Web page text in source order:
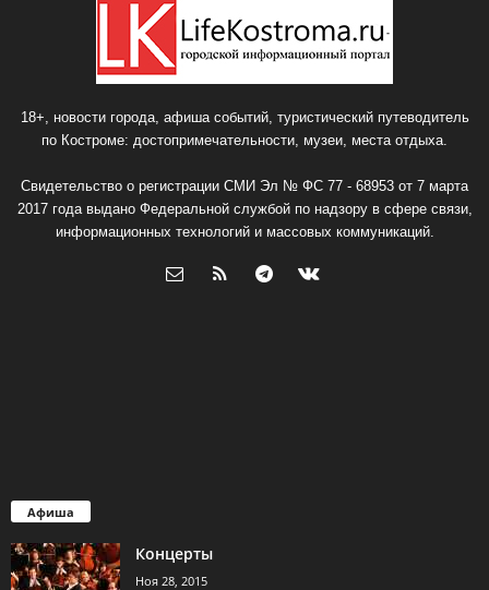
18+, новости города, афиша событий, туристический путеводитель
по Костроме: достопримечательности, музеи, места отдыха.
Свидетельство о регистрации СМИ Эл № ФС 77 - 68953 от 7 марта
2017 года выдано Федеральной службой по надзору в сфере связи,
информационных технологий и массовых коммуникаций.
Афиша
Концерты
Ноя 28, 2015